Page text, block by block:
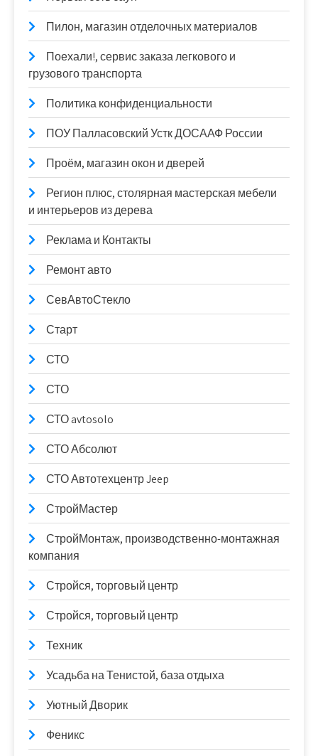
Пилон, магазин отделочных материалов
Поехали!, сервис заказа легкового и
грузового транспорта
Политика конфиденциальности
ПОУ Палласовский Устк ДОСААФ России
Проём, магазин окон и дверей
Регион плюс, столярная мастерская мебели
и интерьеров из дерева
Реклама и Контакты
Ремонт авто
СевАвтоСтекло
Старт
СТО
СТО
СТО avtosolo
СТО Абсолют
СТО Автотехцентр Jeep
СтройМастер
СтройМонтаж, производственно-монтажная
компания
Стройся, торговый центр
Стройся, торговый центр
Техник
Усадьба на Тенистой, база отдыха
Уютный Дворик
Феникс